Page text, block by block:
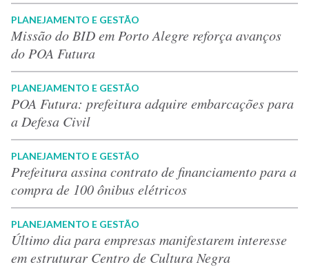
PLANEJAMENTO E GESTÃO
Missão do BID em Porto Alegre reforça avanços
do POA Futura
PLANEJAMENTO E GESTÃO
POA Futura: prefeitura adquire embarcações para
a Defesa Civil
PLANEJAMENTO E GESTÃO
Prefeitura assina contrato de financiamento para a
compra de 100 ônibus elétricos
PLANEJAMENTO E GESTÃO
Último dia para empresas manifestarem interesse
em estruturar Centro de Cultura Negra